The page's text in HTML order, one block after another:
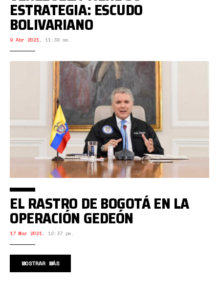
ESTRATEGIA: ESCUDO
BOLIVARIANO
9 Abr 2021, 11:38 am.
EL RASTRO DE BOGOTÁ EN LA
OPERACIÓN GEDEÓN
17 Mar 2021, 12:37 pm.
MOSTRAR MÁS